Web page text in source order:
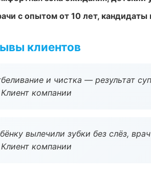
с опытом от 10 лет, кандидаты
клиентов
и чистка — результат
компании
вылечили зубки без слёз,
компании